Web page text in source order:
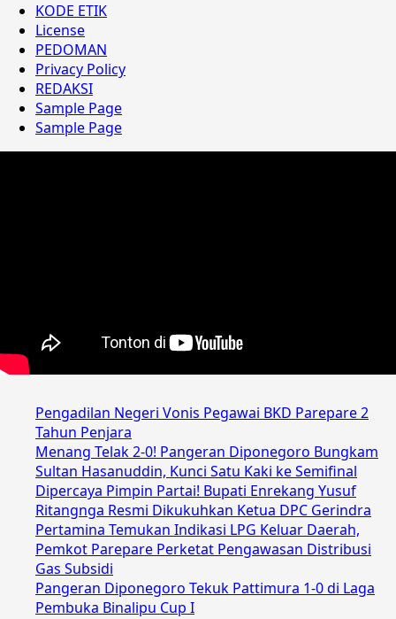
KODE ETIK
License
PEDOMAN
Privacy Policy
REDAKSI
Sample Page
Sample Page
Pengadilan Negeri Vonis Pegawai BKD Parepare 2
Tahun Penjara
Menang Telak 2-0! Pangeran Diponegoro Bungkam
Sultan Hasanuddin, Kunci Satu Kaki ke Semifinal
Dipercaya Pimpin Partai! Bupati Enrekang Yusuf
Ritangnga Resmi Dikukuhkan Ketua DPC Gerindra
Pertamina Temukan Indikasi LPG Keluar Daerah,
Pemkot Parepare Perketat Pengawasan Distribusi
Gas Subsidi
Pangeran Diponegoro Tekuk Pattimura 1-0 di Laga
Pembuka Binalipu Cup I